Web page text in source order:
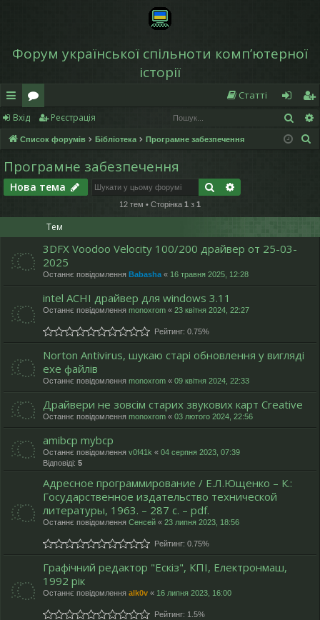
Форум української спільноти компʼютерної
історії
в
и
дк
и
д
ос
ту
о
ру
м
и
Статті
хі
д
еє
ст
я
Вхід Реєстрація
Список форумів Бібліотека Програмне забезпечення
Програмне забезпечення
Нова тема Пошук
12 тем • Сторінка 1 з 1
Тем
3DFX Voodoo Velocity 100/200 драйвер от 25-03-
2025
Останнє повідомлення Babasha « 16 травня 2025, 12:28
intel ACHI драйвер для windows 3.11
Останнє повідомлення monoxrom « 23 квітня 2024, 22:27
Рейтинг: 0.75%
Norton Antivirus, шукаю старі обновлення у вигляді
exe файлів
Останнє повідомлення monoxrom « 09 квітня 2024, 22:33
Драйвери не зовсім старих звукових карт Creative
Останнє повідомлення monoxrom « 03 лютого 2024, 22:56
amibcp mybcp
Останнє повідомлення v0f41k « 04 серпня 2023, 07:39
Відповіді: 5
Адресное программирование / Е.Л.Ющенко – К.:
Государственное издательство технической
литературы, 1963. – 287 с. – pdf.
Останнє повідомлення Сенсей « 23 липня 2023, 18:56
Рейтинг: 0.75%
Графічний редактор "Ескіз", КПІ, Електронмаш,
1992 рік
Останнє повідомлення alk0v « 16 липня 2023, 16:00
Рейтинг: 1.5%